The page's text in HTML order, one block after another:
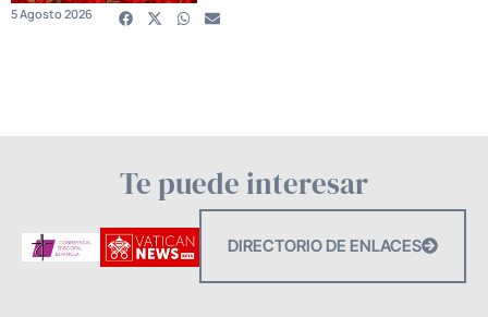
5 Agosto 2026
Te puede interesar
DIRECTORIO DE ENLACES